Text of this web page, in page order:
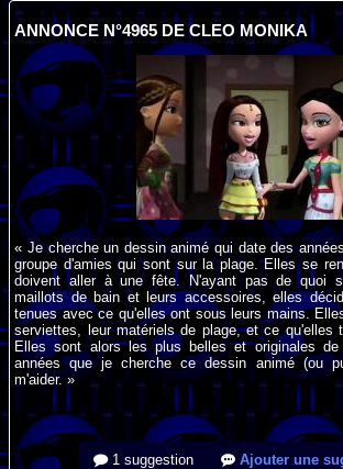
ANNONCE N°4965 DE CLEO MONIKA
« Je cherche un dessin animé qui date des
groupe d'amies qui sont sur la plage. Elles se
doivent aller à une fête. N'ayant pas de quoi
maillots de bain et leurs accessoires, elles
tenues avec ce qu'elles ont sous leurs mains.
serviettes, leur matériels de plage, et ce qu'elles
Elles sont alors les plus belles et originales
années que je cherche ce dessin animé (ou
m'aider. »
1 suggestion Ajouter une